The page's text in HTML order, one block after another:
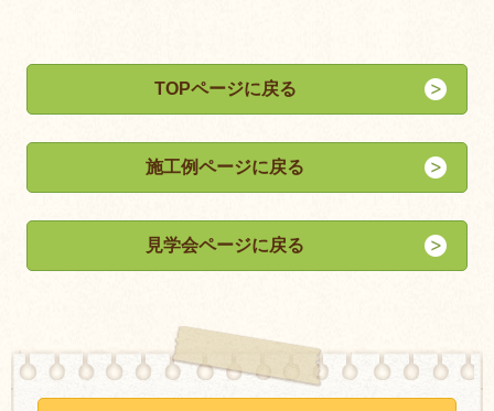
TOPページに戻る
施工例ページに戻る
見学会ページに戻る